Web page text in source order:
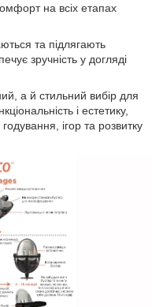
на всіх етапах
та підлягають
зручність у догляді
а й стильний вибір для
і естетику,
ігор та розвитку